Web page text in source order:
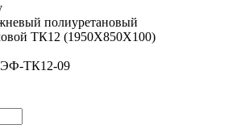
полиуретановый
ТК12 (1950Х850Х100)
ТК12-09